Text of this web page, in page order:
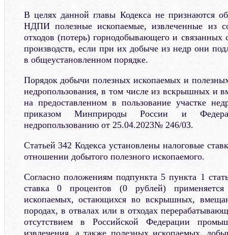
В целях данной главы Кодекса не признаются
НДПИ полезные ископаемые, извлеченные из
отходов (потерь) горнодобывающего и
производств, если при их добыче из недр они
в общеустановленном порядке.
Порядок добычи полезных ископаемых и
недропользования, в том числе из вскрышных и
на предоставленном в пользование участке
приказом Минприроды России и
недропользованию от 25.04.2023№ 246/03.
Статьей 342 Кодекса установлены налоговые
отношении добытого полезного ископаемого.
Согласно положениям подпункта 5 пункта 1
ставка 0 процентов (0 рублей)
ископаемых, остающихся во вскрышных,
породах, в отвалах или в отходах
отсутствием в Российской Федерации
извлечения, а также полезных ископаемых,